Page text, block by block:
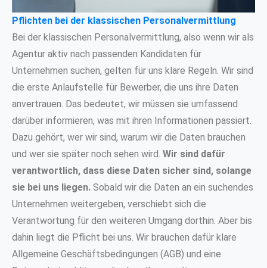
Pflichten bei der klassischen Personalvermittlung
Bei der klassischen Personalvermittlung, also wenn wir als
Agentur aktiv nach passenden Kandidaten für
Unternehmen suchen, gelten für uns klare Regeln. Wir sind
die erste Anlaufstelle für Bewerber, die uns ihre Daten
anvertrauen. Das bedeutet, wir müssen sie umfassend
darüber informieren, was mit ihren Informationen passiert.
Dazu gehört, wer wir sind, warum wir die Daten brauchen
und wer sie später noch sehen wird. Wir sind dafür
verantwortlich, dass diese Daten sicher sind, solange
sie bei uns liegen. Sobald wir die Daten an ein suchendes
Unternehmen weitergeben, verschiebt sich die
Verantwortung für den weiteren Umgang dorthin. Aber bis
dahin liegt die Pflicht bei uns. Wir brauchen dafür klare
Allgemeine Geschäftsbedingungen (AGB) und eine